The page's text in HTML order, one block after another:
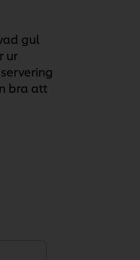
gul
ur
bra att